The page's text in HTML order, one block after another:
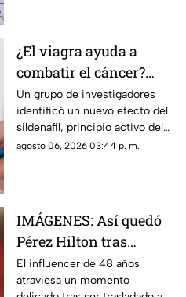
¿El viagra ayuda a
combatir el cáncer?
Estudio revela que
podría frenar la
metástasis
Un grupo de investigadores
identificó un nuevo efecto del
sildenafil, principio activo del
viagra, que podría cambiar su
agosto 06, 2026 03:44 p. m.
IMÁGENES: Así quedó
Pérez Hilton tras
agresiones durante en
vivo de TikTok
El influencer de 48 años
atraviesa un momento